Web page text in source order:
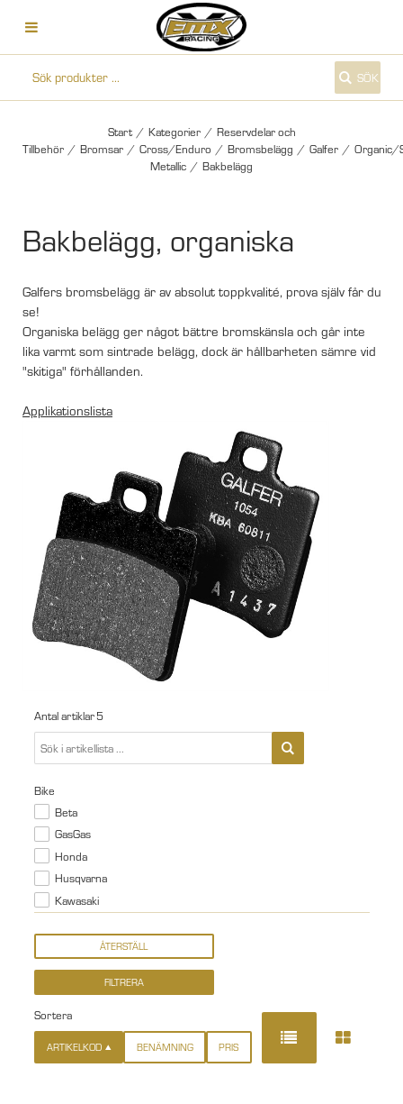
SÖK
Start / Kategorier / Reservdelar och
Tillbehör / Bromsar / Cross/Enduro / Bromsbelägg / Galfer / Organic/
Metallic / Bakbelägg
Bakbelägg, organiska
Galfers bromsbelägg är av absolut toppkvalité, prova själv får du
se!
Organiska belägg ger något bättre bromskänsla och går inte
lika varmt som sintrade belägg, dock är hållbarheten sämre vid
"skitiga" förhållanden.
Applikationslista
Antal artiklar 5
Bike
Beta
GasGas
Honda
Husqvarna
Kawasaki
Sortera
ARTIKELKOD BENÄMNING PRIS